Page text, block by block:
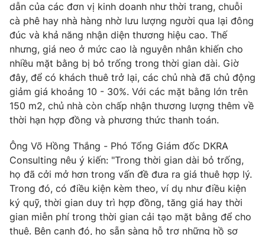
Liên hệ quảng cáo: 024-7300.7108
® Cấm sao chép dưới mọi hình thức nếu không có sự chấp
thuận bằng văn bản. Ghi rõ nguồn VTV.vn khi phát hành lại
thông tin từ website này.
dẫn của các đơn vị kinh doanh như thời trang, chuỗi
cà phê hay nhà hàng nhờ lưu lượng người qua lại đông
đúc và khả năng nhận diện thương hiệu cao. Thế
nhưng, giá neo ở mức cao là nguyên nhân khiến cho
nhiều mặt bằng bị bỏ trống trong thời gian dài. Giờ
đây, để có khách thuê trở lại, các chủ nhà đã chủ động
giảm giá khoảng 10 - 30%. Với các mặt bằng lớn trên
150 m2, chủ nhà còn chấp nhận thương lượng thêm về
thời hạn hợp đồng và phương thức thanh toán.
Ông Võ Hồng Thắng - Phó Tổng Giám đốc DKRA
Consulting nêu ý kiến: "Trong thời gian dài bỏ trống,
họ đã cởi mở hơn trong vấn đề đưa ra giá thuê hợp lý.
Trong đó, có điều kiện kèm theo, ví dụ như điều kiện
ký quỹ, thời gian duy trì hợp đồng, tăng giá hay thời
gian miễn phí trong thời gian cải tạo mặt bằng để cho
thuê. Bên cạnh đó, họ sẵn sàng hỗ trợ những hồ sơ